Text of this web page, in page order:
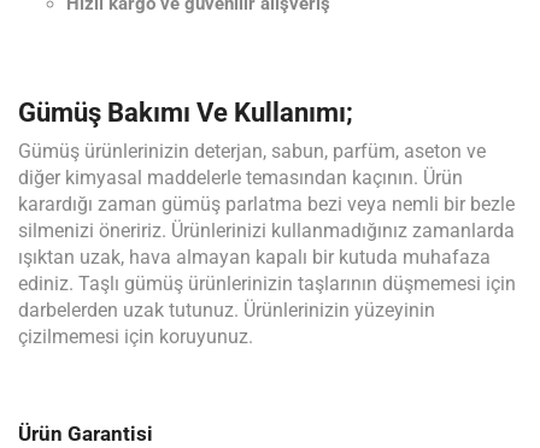
Gümüş Bakımı Ve Kullanımı;
Gümüş ürünlerinizin deterjan, sabun, parfüm, aseton ve
diğer kimyasal maddelerle temasından kaçının. Ürün
karardığı zaman gümüş parlatma bezi veya nemli bir bezle
silmenizi öneririz. Ürünlerinizi kullanmadığınız zamanlarda
ışıktan uzak, hava almayan kapalı bir kutuda muhafaza
ediniz. Taşlı gümüş ürünlerinizin taşlarının düşmemesi için
darbelerden uzak tutunuz. Ürünlerinizin yüzeyinin
çizilmemesi için koruyunuz.
Ürün Garantisi